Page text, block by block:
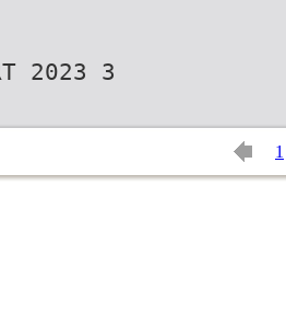
2023 3
1